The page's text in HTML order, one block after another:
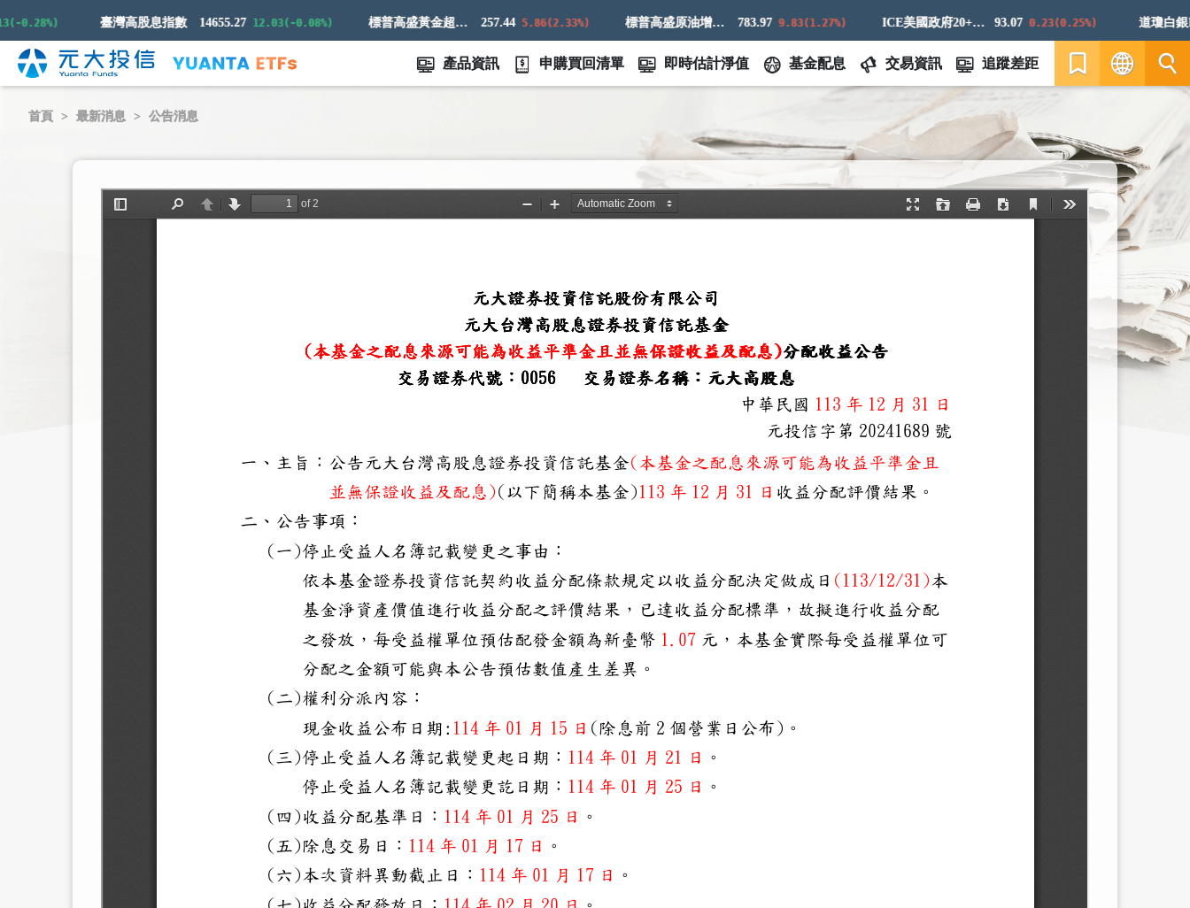
臺灣高股息指數 14655.27 12.03(-0.08%) 標普高盛黃金超額回報指數 257.44 5.86(2.33%) 標普高盛原油增強超額回報指數 783.97 9.83(1.27%) ICE美國政府20+年期債券指數 93.07 0.23(0.25%) 道瓊白銀ER
產品資訊 申購買回清單 即時估計淨值 基金配息 交易資訊 追蹤差距
EN
首頁 最新消息 公告消息